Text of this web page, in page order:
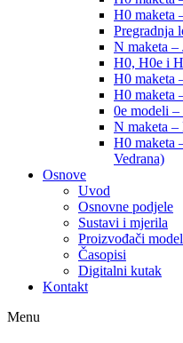
H0 maketa
Pregradnja
N maketa
H0, H0e i
H0 maketa
H0 maketa
0e modeli
N maketa
H0 maketa
Vedrana)
Osnove
Uvod
Osnovne podjele
Sustavi i mjerila
Proizvođači
Časopisi
Digitalni kutak
Kontakt
Menu